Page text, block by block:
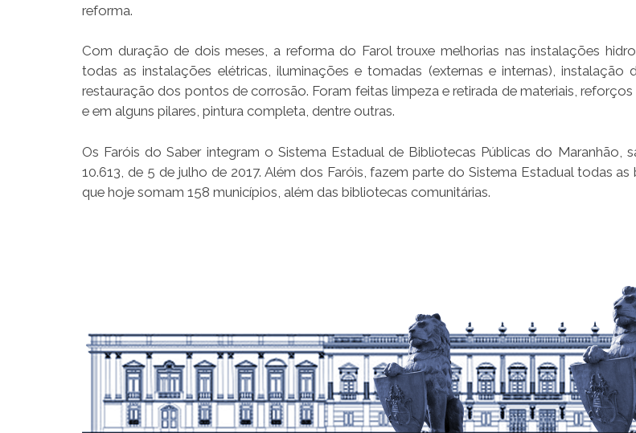
reforma.
Com duração de dois meses, a reforma do Farol trouxe melhorias nas instalações
todas as instalações elétricas, iluminações e tomadas (externas e internas), instalação
restauração dos pontos de corrosão. Foram feitas limpeza e retirada de materiais,
e em alguns pilares, pintura completa, dentre outras.
Os Faróis do Saber integram o Sistema Estadual de Bibliotecas Públicas do Maranhão,
10.613, de 5 de julho de 2017. Além dos Faróis, fazem parte do Sistema Estadual todas as
que hoje somam 158 municípios, além das bibliotecas comunitárias.